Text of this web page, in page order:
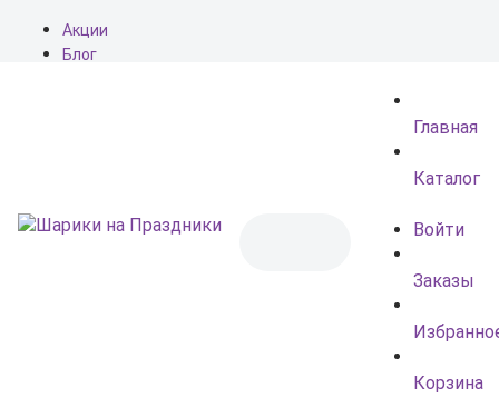
Акции
Блог
Главная
Каталог
Войти
Заказы
Корзина